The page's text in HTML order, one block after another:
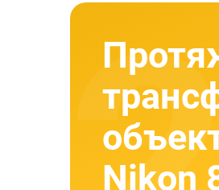
Nikon